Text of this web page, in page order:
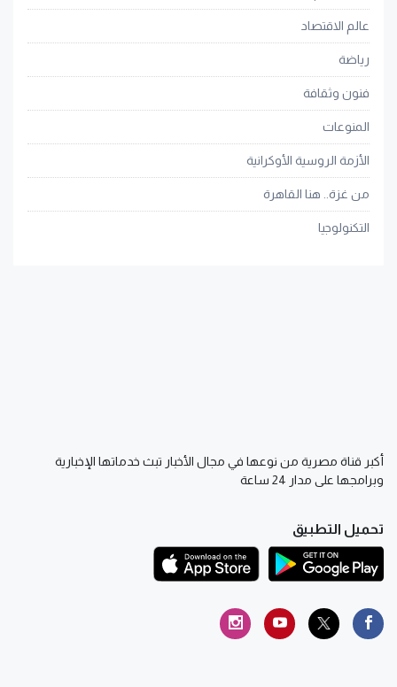
عالم الاقتصاد
رياضة
فنون وثقافة
المنوعات
الأزمة الروسية الأوكرانية
من غزة.. هنا القاهرة
التكنولوجيا
أكبر قناة مصرية من نوعها في مجال الأخبار تبث خدماتها الإخبارية
وبرامجها على مدار 24 ساعة
تحميل التطبيق